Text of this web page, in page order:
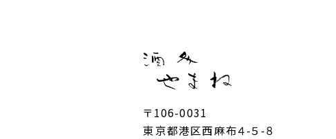
〒106-0031
東京都港区西麻布４-５-８